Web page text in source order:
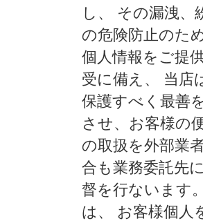
し、 その漏洩、
の危険防止のた
個人情報をご提
受に備え、 当店
保護すべく最善
させ、お客様の
の取扱を外部業
合も業務委託先
督を行ないます
は、 お客様個人